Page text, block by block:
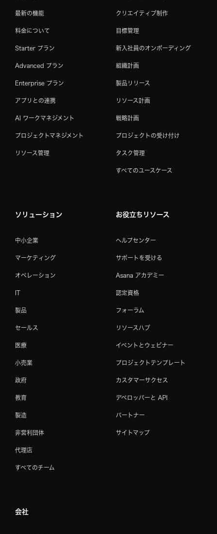
最新の機能
料金について
Starter プラン
Advanced プラン
Enterprise プラン
アプリとの連携
AI ワークマネジメント
プロジェクトマネジメント
リソース管理
クリエイティブ制作
目標管理
新入社員のオンボーディング
組織計画
製品リリース
リソース計画
戦略計画
プロジェクトの受け付け
タスク管理
すべてのユースケース
ソリューション
中小企業
マーケティング
オペレーション
製品
セールス
医療
小売業
政府
教育
製造
非営利団体
代理店
すべてのチーム
お役立ちリソース
ヘルプセンター
サポートを受ける
Asana アカデミー
認定資格
フォーラム
リソースハブ
イベントとウェビナー
プロジェクトテンプレート
カスタマーサクセス
デベロッパーと API
パートナー
サイトマップ
会社